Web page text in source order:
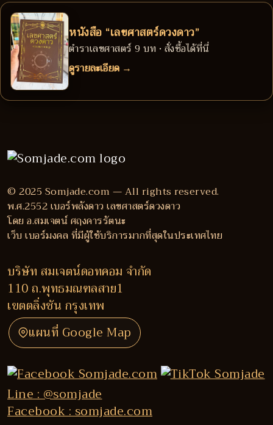
หนังสือ “เลขศาสตร์ดวงดาว”
ตำราเลขศาสตร์ 9 บท • สั่งซื้อได้ที่นี่
ดูรายละเอียด →
© 2025 Somjade.com — All rights reserved.
พ.ศ.2552 เบอร์พลังดาว เลขศาสตร์ดวงดาว
โดย อ.สมเจตน์ ศฤงคารรัตนะ
เว็บ เบอร์มงคล ที่มีผู้ใช้บริการมากที่สุดในประเทศไทย
บริษัท สมเจตน์ดอทคอม จำกัด
110 ถ.พุทธมณฑลสาย1
เขตตลิ่งชัน กรุงเทพ
แผนที่ Google Map
Line : @somjade
Facebook : somjade.com